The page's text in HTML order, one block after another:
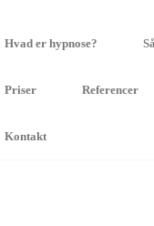
Hvad er hypnose?
Priser Referencer
Kontakt